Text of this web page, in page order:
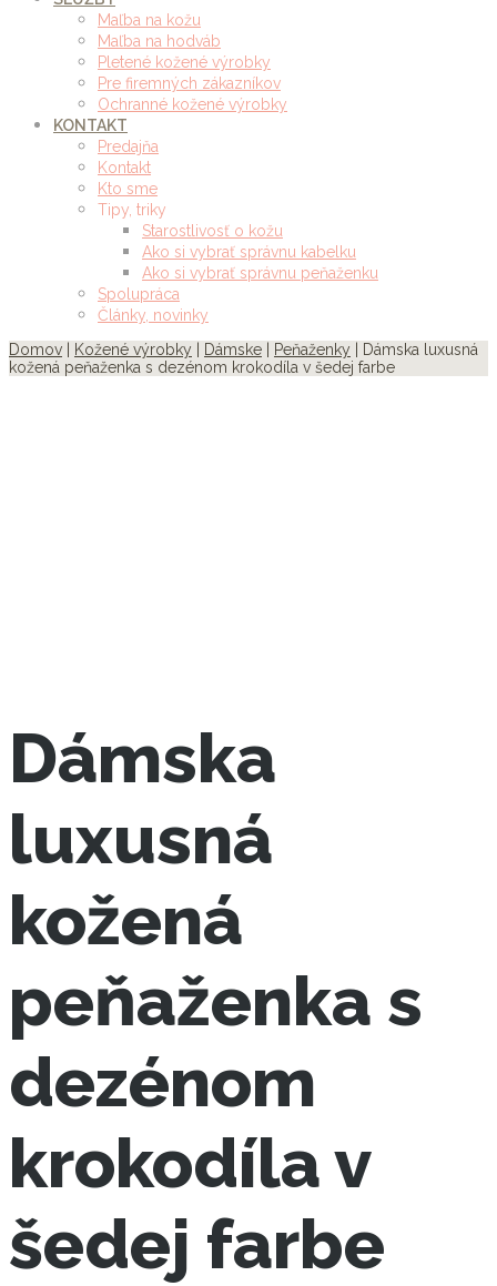
Maľba na kožu
Maľba na hodváb
Pletené kožené výrobky
Pre firemných zákazníkov
Ochranné kožené výrobky
KONTAKT
Predajňa
Kontakt
Kto sme
Tipy, triky
Starostlivosť o kožu
Ako si vybrať správnu kabelku
Ako si vybrať správnu peňaženku
Spolupráca
Články, novinky
Domov
Kožené výrobky Dámske Peňaženky | Dámska luxusná
kožená peňaženka s dezénom krokodíla v šedej farbe
Dámska
luxusná
kožená
peňaženka s
dezénom
krokodíla v
šedej farbe